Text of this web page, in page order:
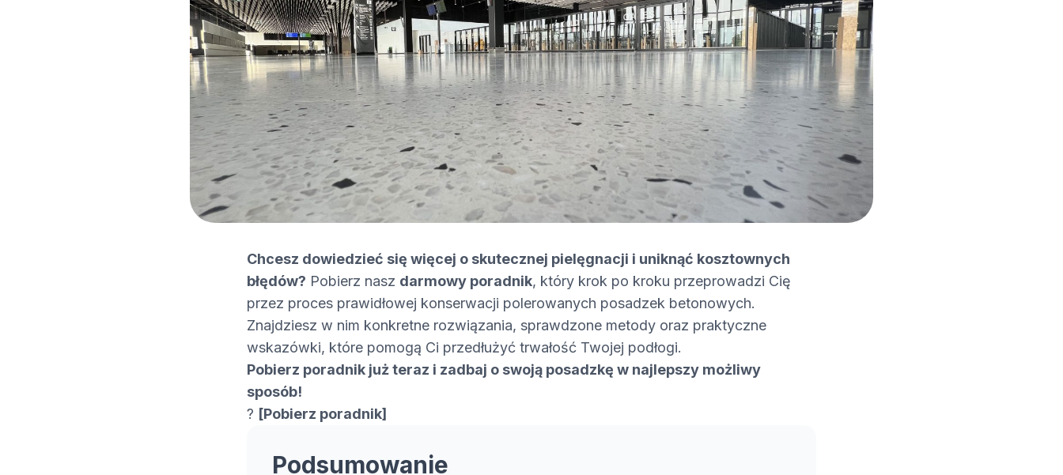
Chcesz dowiedzieć się więcej o skutecznej pielęgnacji i uniknąć kosztownych
błędów? Pobierz nasz darmowy poradnik, który krok po kroku przeprowadzi Cię
przez proces prawidłowej konserwacji polerowanych posadzek betonowych.
Znajdziesz w nim konkretne rozwiązania, sprawdzone metody oraz praktyczne
wskazówki, które pomogą Ci przedłużyć trwałość Twojej podłogi.
Pobierz poradnik już teraz i zadbaj o swoją posadzkę w najlepszy możliwy
sposób!
? [Pobierz poradnik]
Podsumowanie